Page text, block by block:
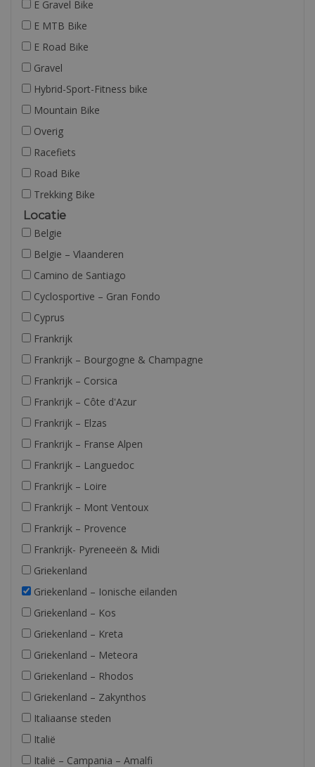
E Gravel Bike
E MTB Bike
E Road Bike
Gravel
Hybrid-Sport-Fitness bike
Mountain Bike
Overig
Racefiets
Road Bike
Trekking Bike
Locatie
Belgie
Belgie – Vlaanderen
Camino de Santiago
Cyclosportive – Gran Fondo
Cyprus
Frankrijk
Frankrijk – Bourgogne & Champagne
Frankrijk – Corsica
Frankrijk – Côte d'Azur
Frankrijk – Elzas
Frankrijk – Franse Alpen
Frankrijk – Languedoc
Frankrijk – Loire
Frankrijk – Mont Ventoux
Frankrijk – Provence
Frankrijk- Pyreneeën & Midi
Griekenland
Griekenland – Ionische eilanden
Griekenland – Kos
Griekenland – Kreta
Griekenland – Meteora
Griekenland – Rhodos
Griekenland – Zakynthos
Italiaanse steden
Italië
Italië – Campania – Amalfi